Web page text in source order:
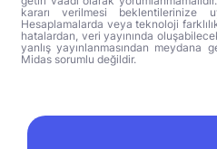
kararı verilmesi beklentilerinize
Hesaplamalarda veya teknoloji
hatalardan, veri yayınında
yanlış yayınlanmasından meydana
Midas sorumlu değildir.